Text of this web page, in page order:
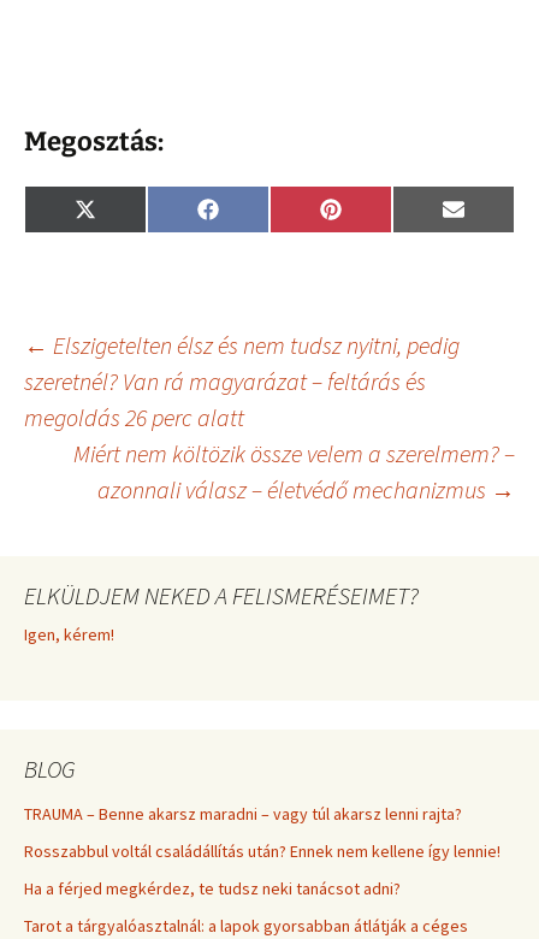
Megosztás:
Share
on
X
(
t
e
r
)
Share
on
F
a
o
k
Share
on
P
i
s
t
Share
on
E
m
Bejegyzés
navigáció
← Elszigetelten élsz és nem tudsz nyitni, pedig
szeretnél? Van rá magyarázat – feltárás és
megoldás 26 perc alatt
Miért nem költözik össze velem a szerelmem? –
azonnali válasz – életvédő mechanizmus →
ELKÜLDJEM NEKED A FELISMERÉSEIMET?
Igen, kérem!
BLOG
TRAUMA – Benne akarsz maradni – vagy túl akarsz lenni rajta?
Rosszabbul voltál családállítás után? Ennek nem kellene így lennie!
Ha a férjed megkérdez, te tudsz neki tanácsot adni?
Tarot a tárgyalóasztalnál: a lapok gyorsabban átlátják a céges